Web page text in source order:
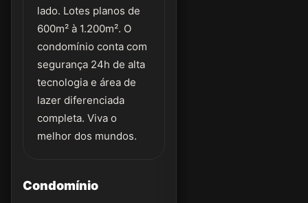
lado. Lotes planos de
600m² à 1.200m². O
condomínio conta com
segurança 24h de alta
tecnologia e área de
lazer diferenciada
completa. Viva o
melhor dos mundos.
Condomínio